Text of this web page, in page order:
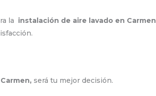
la instalación de aire lavado en Carmen
será tu mejor decisión.